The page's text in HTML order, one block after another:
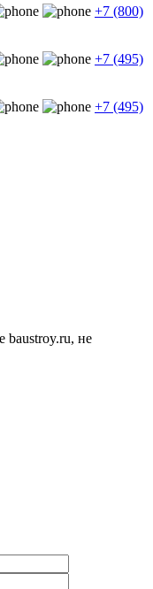
+7 (800)
+7 (495)
+7 (495)
baustroy.ru, не